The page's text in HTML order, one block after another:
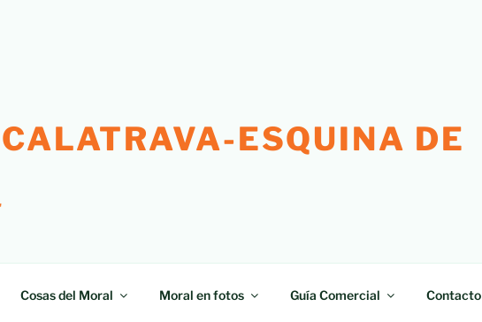
ESQUINA DE
Cosas del Moral Moral en fotos Guía Comercial Contacto